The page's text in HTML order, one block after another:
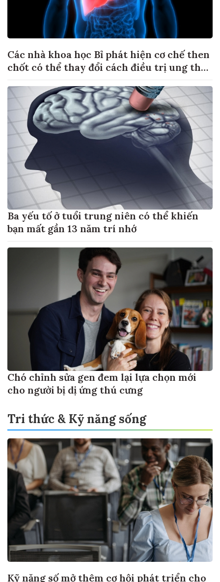
Các nhà khoa học Bỉ phát hiện cơ chế then
chốt có thể thay đổi cách điều trị ung thư
Ba yếu tố ở tuổi trung niên có thể khiến
bạn mất gần 13 năm trí nhớ
Chó chỉnh sửa gen đem lại lựa chọn mới
cho người bị dị ứng thú cưng
Tri thức & Kỹ năng sống
Kỹ năng số mở thêm cơ hội phát triển cho